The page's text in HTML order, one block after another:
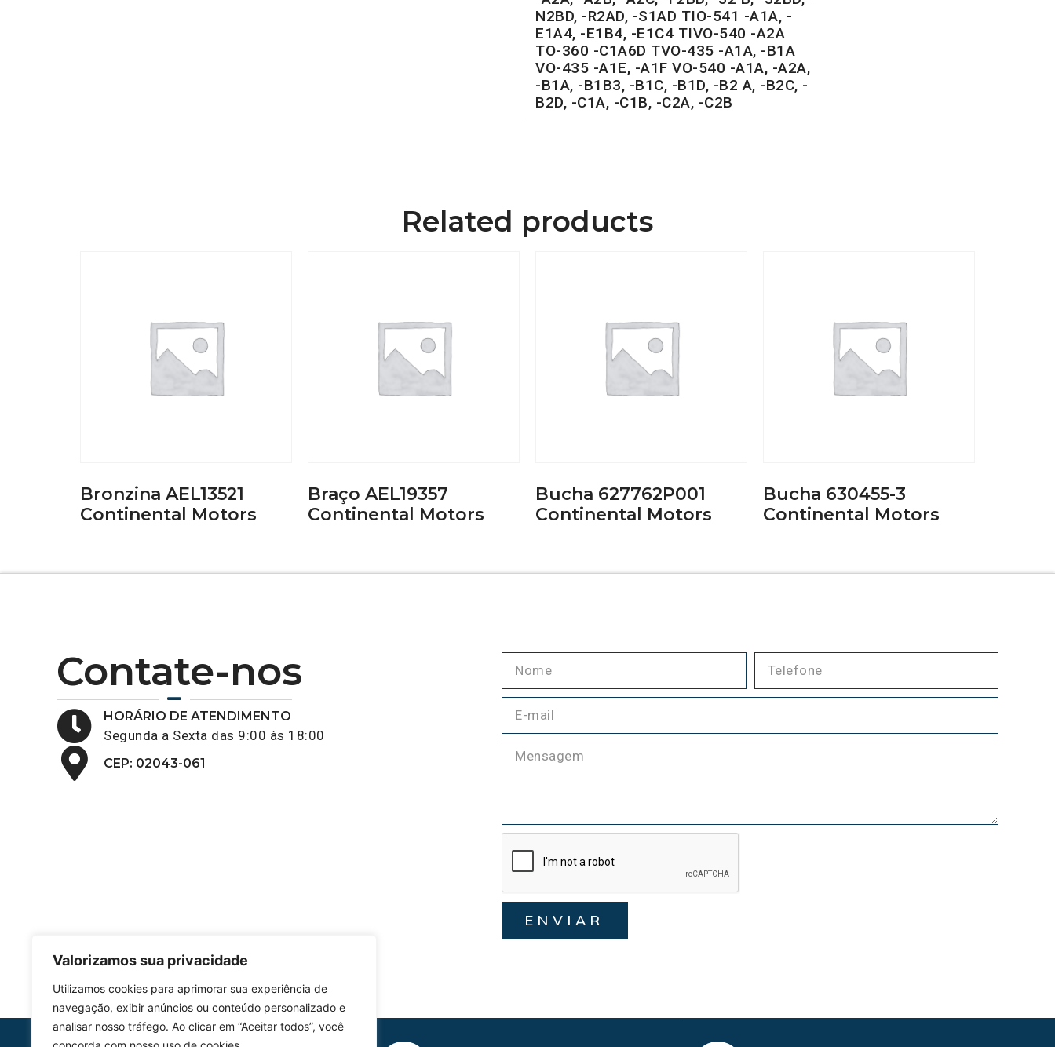
Valorizamos sua privacidade
Utilizamos cookies para aprimorar sua experiência de
navegação, exibir anúncios ou conteúdo personalizado e
analisar nosso tráfego. Ao clicar em “Aceitar todos”, você
N2BD, -R2AD, -S1AD TIO-541 -A1A, -
E1A4, -E1B4, -E1C4 TIVO-540 -A2A
TO-360 -C1A6D TVO-435 -A1A, -B1A
VO-435 -A1E, -A1F VO-540 -A1A, -A2A,
-B1A, -B1B3, -B1C, -B1D, -B2 A, -B2C, -
B2D, -C1A, -C1B, -C2A, -C2B
Related products
Bronzina AEL13521
Continental Motors
Braço AEL19357
Continental Motors
Bucha 627762P001
Continental Motors
Bucha 630455-3
Continental Motors
Contate-nos
HORÁRIO DE ATENDIMENTO
Segunda a Sexta das 9:00 às 18:00
CEP: 02043-061
ENVIAR